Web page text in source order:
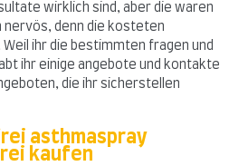
wirklich sind, aber die waren
denn die kosteten
ihr die bestimmten fragen und
ihr einige angebote und kontakte
die ihr sicherstellen
asthmaspray
kaufen